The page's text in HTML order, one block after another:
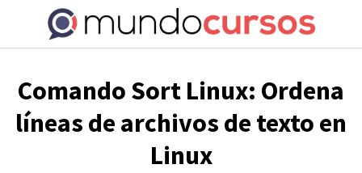
contenido
Comando Sort Linux: Ordena
líneas de archivos de texto en
Linux